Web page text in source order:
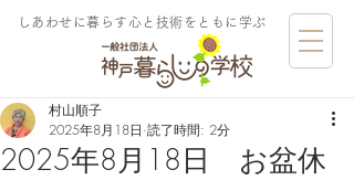
しあわせに暮らす​心と技術をともに学ぶ
2025年8月18日 お盆休
村山順子
2025年8月18日 読了時間: 2分